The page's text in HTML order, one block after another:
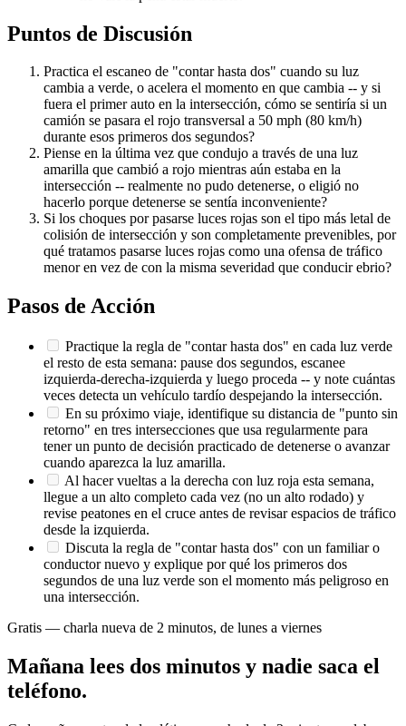
Puntos de Discusión
Practica el escaneo de "contar hasta dos" cuando su luz
cambia a verde, o acelera el momento en que cambia -- y si
fuera el primer auto en la intersección, cómo se sentiría si un
camión se pasara el rojo transversal a 50 mph (80 km/h)
durante esos primeros dos segundos?
Piense en la última vez que condujo a través de una luz
amarilla que cambió a rojo mientras aún estaba en la
intersección -- realmente no pudo detenerse, o eligió no
hacerlo porque detenerse se sentía inconveniente?
Si los choques por pasarse luces rojas son el tipo más letal de
colisión de intersección y son completamente prevenibles, por
qué tratamos pasarse luces rojas como una ofensa de tráfico
menor en vez de con la misma severidad que conducir ebrio?
Pasos de Acción
Practique la regla de "contar hasta dos" en cada luz verde
el resto de esta semana: pause dos segundos, escanee
izquierda-derecha-izquierda y luego proceda -- y note cuántas
veces detecta un vehículo tardío despejando la intersección.
En su próximo viaje, identifique su distancia de "punto sin
retorno" en tres intersecciones que usa regularmente para
tener un punto de decisión practicado de detenerse o avanzar
cuando aparezca la luz amarilla.
Al hacer vueltas a la derecha con luz roja esta semana,
llegue a un alto completo cada vez (no un alto rodado) y
revise peatones en el cruce antes de revisar espacios de tráfico
desde la izquierda.
Discuta la regla de "contar hasta dos" con un familiar o
conductor nuevo y explique por qué los primeros dos
segundos de una luz verde son el momento más peligroso en
una intersección.
Gratis — charla nueva de 2 minutos, de lunes a viernes
Mañana lees dos minutos y nadie saca el
teléfono.